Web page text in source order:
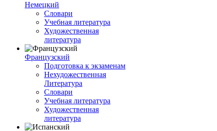
Немецкий
Словари
Учебная литература
Художественная
литература
Французский
Подготовка к экзаменам
Нехудожественная
Литература
Словари
Учебная литература
Художественная
литература